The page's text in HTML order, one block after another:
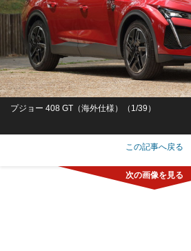
プジョー 408 GT（海外仕様）（1/39）
この記事へ戻る